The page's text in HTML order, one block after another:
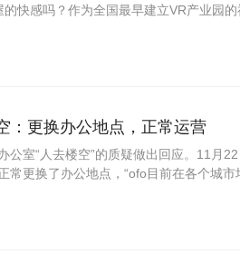
快感吗？作为全国最早建立VR产业园的
：更换办公地点，正常运营
室“人去楼空”的质疑做出回应。11月22
常更换了办公地点，“ofo目前在各个城市